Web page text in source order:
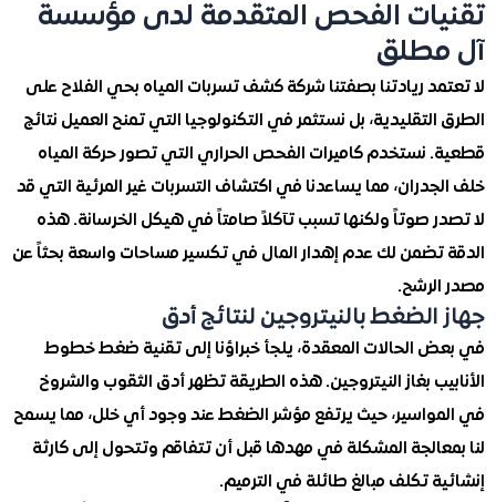
الفحص المتقدمة لدى مؤسسة
ريادتنا بصفتنا شركة كشف تسربات المياه بحي الفلاح على
بل نستثمر في التكنولوجيا التي تمنح العميل نتائج
نستخدم كاميرات الفحص الحراري التي تصور حركة المياه
مما يساعدنا في اكتشاف التسربات غير المرئية التي قد
صوتاً ولكنها تسبب تآكلاً صامتاً في هيكل الخرسانة. هذه
لك عدم إهدار المال في تكسير مساحات واسعة بحثاً عن
بالنيتروجين لنتائج أدق
الحالات المعقدة، يلجأ خبراؤنا إلى تقنية ضغط خطوط
بغاز النيتروجين. هذه الطريقة تظهر أدق الثقوب والشروخ
حيث يرتفع مؤشر الضغط عند وجود أي خلل، مما يسمح
المشكلة في مهدها قبل أن تتفاقم وتتحول إلى كارثة
تكلف مبالغ طائلة في الترميم.